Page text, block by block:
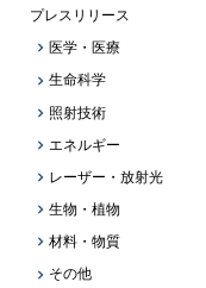
プレスリリース
医学・医療
生命科学
照射技術
エネルギー
レーザー・放射光
生物・植物
材料・物質
その他